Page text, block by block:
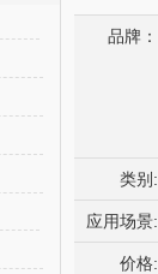
品牌：
类别:
应用场景:
价格: